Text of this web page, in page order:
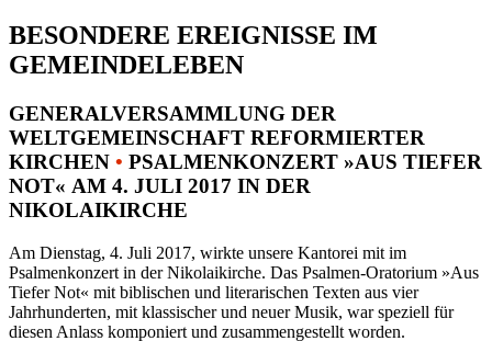
BESONDERE EREIGNISSE IM
GEMEINDELEBEN
GENERALVERSAMMLUNG DER
WELTGEMEINSCHAFT REFORMIERTER
KIRCHEN • PSALMENKONZERT »AUS TIEFER
NOT« AM 4. JULI 2017 IN DER
NIKOLAIKIRCHE
Am Dienstag, 4. Juli 2017, wirkte unsere Kantorei mit im
Psalmenkonzert in der Nikolaikirche. Das Psalmen-Oratorium »Aus
Tiefer Not« mit biblischen und literarischen Texten aus vier
Jahrhunderten, mit klassischer und neuer Musik, war speziell für
diesen Anlass komponiert und zusammengestellt worden.